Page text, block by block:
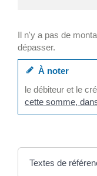
Il n'y a pas de
dépasser.
À noter
le débiteur et le
cette somme,
Textes de